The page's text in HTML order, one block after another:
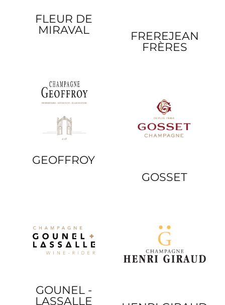
FLEUR DE
MIRAVAL
FREREJEAN
FRÈRES
GEOFFROY
GOSSET
GOUNEL -
LASSALLE